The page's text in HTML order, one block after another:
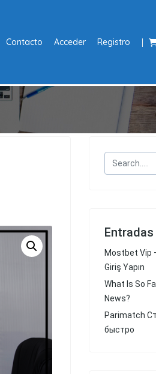
Contacto Acceder Registro
Mostbet Vip
Giriş Yapın
What Is So
News?
Parimatch
быстро